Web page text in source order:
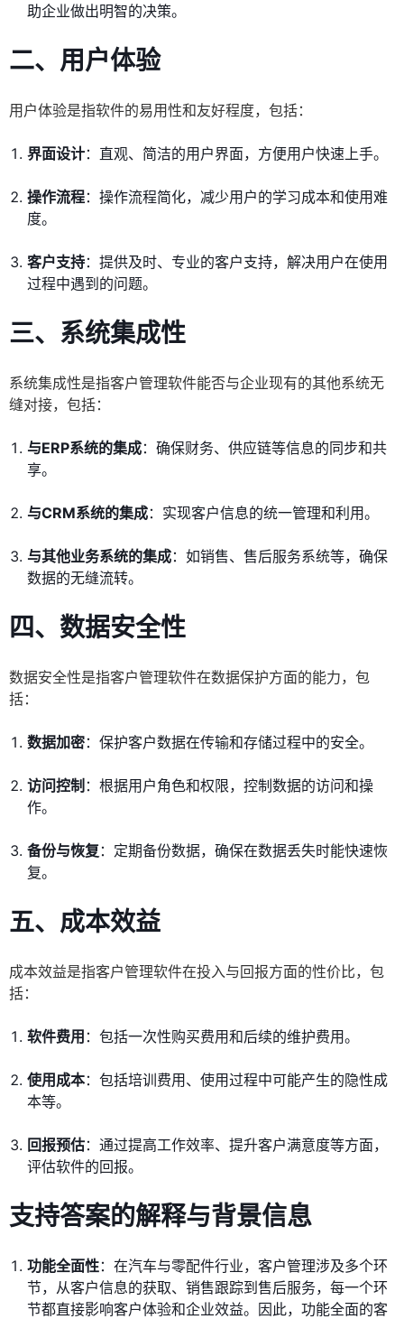
助企业做出明智的决策。
二、 用户体验
用户体验是指软件的易用性和友好程度，包括：
界面设计：直观、简洁的用户界面，方便用户快速上手。
操作流程：操作流程简化，减少用户的学习成本和使用难
度。
客户支持：提供及时、专业的客户支持，解决用户在使用
过程中遇到的问题。
三、 系统集成性
系统集成性是指客户管理软件能否与企业现有的其他系统无
缝对接，包括：
与ERP系统的集成：确保财务、供应链等信息的同步和共
享。
与CRM系统的集成：实现客户信息的统一管理和利用。
与其他业务系统的集成：如销售、售后服务系统等，确保
数据的无缝流转。
四、 数据安全性
数据安全性是指客户管理软件在数据保护方面的能力，包
括：
数据加密：保护客户数据在传输和存储过程中的安全。
访问控制 ：根据用户角色和权限，控制数据的访问和操
作。
备份与恢复 ：定期备份数据，确保在数据丢失时能快速恢
复。
五、 成本效益
成本效益是指客户管理软件在投入与回报方面的性价比，包
括：
软件费用 ：包括一次性购买费用和后续的维护费用。
使用成本：包括培训费用、使用过程中可能产生的隐性成
本等。
回报预估：通过提高工作效率、提升客户满意度等方面，
评估软件的回报。
支持答案的解释与背景信息
功能全面性：在汽车与零配件行业，客户管理涉及多个环
节，从客户信息的获取、销售跟踪到售后服务，每一个环
节都直接影响客户体验和企业效益。因此，功能全面的客